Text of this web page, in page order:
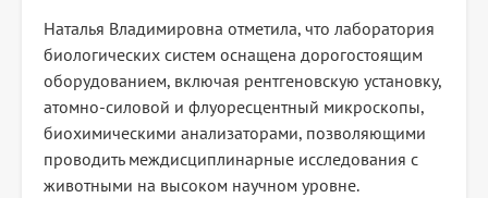
Наталья Владимировна отметила, что лаборатория
биологических систем оснащена дорогостоящим
оборудованием, включая рентгеновскую установку,
атомно-силовой и флуоресцентный микроскопы,
биохимическими анализаторами, позволяющими
проводить междисциплинарные исследования с
животными на высоком научном уровне.